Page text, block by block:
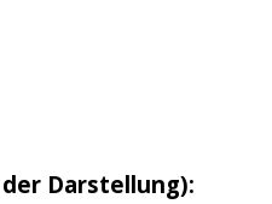
Darstellung):